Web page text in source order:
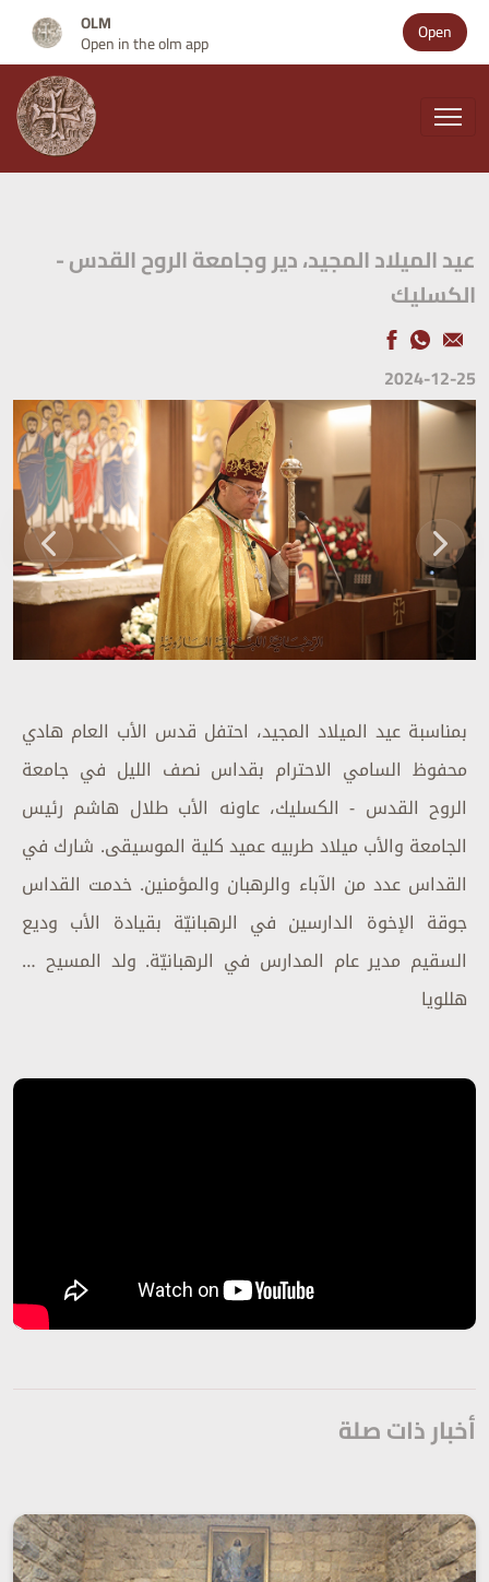
Open
OLM
Open in the olm app
عيد الميلاد المجيد، دير وجامعة الروح القدس -
الكسليك
2024-12-25
بمناسبة عيد الميلاد المجيد، احتفل قدس الأب العام هادي
محفوظ السامي الاحترام بقداس نصف الليل في جامعة
الروح القدس - الكسليك، عاونه الأب طلال هاشم رئيس
الجامعة والأب ميلاد طربيه عميد كلية الموسيقى. شارك في
القداس عدد من الآباء والرهبان والمؤمنين. خدمت القداس
جوقة الإخوة الدارسين في الرهبانيّة بقيادة الأب وديع
السقيم مدير عام المدارس في الرهبانيّة. ولد المسيح …
هللويا
أخبار ذات صلة